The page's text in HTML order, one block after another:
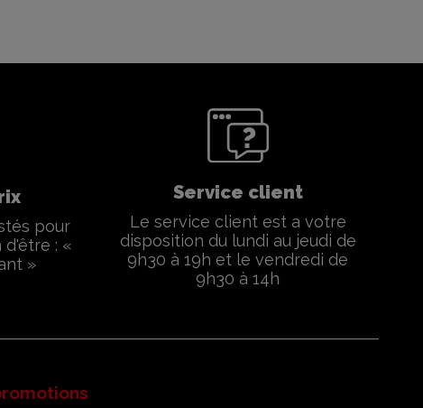
pour
: «
»
Service client
Le service client est a votre
disposition du lundi au jeudi de
9h30 à 19h et le vendredi de
9h30 à 14h